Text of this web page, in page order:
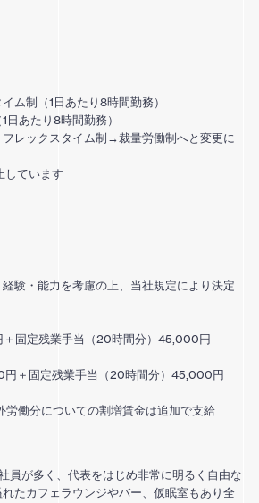
ム制（1日あたり8時間勤務）
あたり8時間勤務）
レックスタイム制→裁量労働制へと変更に
しています
経験・能力を考慮の上、当社規定により決定
固定残業手当（20時間分）45,000円
＋固定残業手当（20時間分）45,000円
働分についての割増賃金は追加で支給
員が多く、代表をはじめ非常に明るく自由な
たカフェラウンジやバー、仮眠室もあり全